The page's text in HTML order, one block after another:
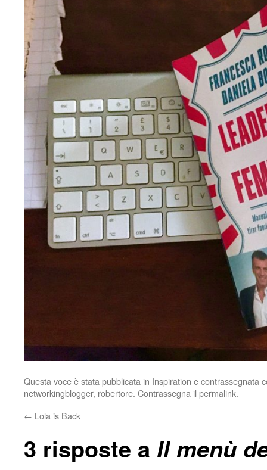
Questa voce è stata pubblicata in Inspiration e contrassegnata
networkingblogger, robertore. Contrassegna il permalink.
← Lola is Back
3 risposte a Il menù